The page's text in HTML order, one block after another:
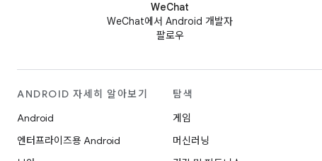
WeChat
WeChat에서 Android 개발자
팔로우
ANDROID 자세히 알아보기
Android
엔터프라이즈용 Android
탐색
게임
머신러닝